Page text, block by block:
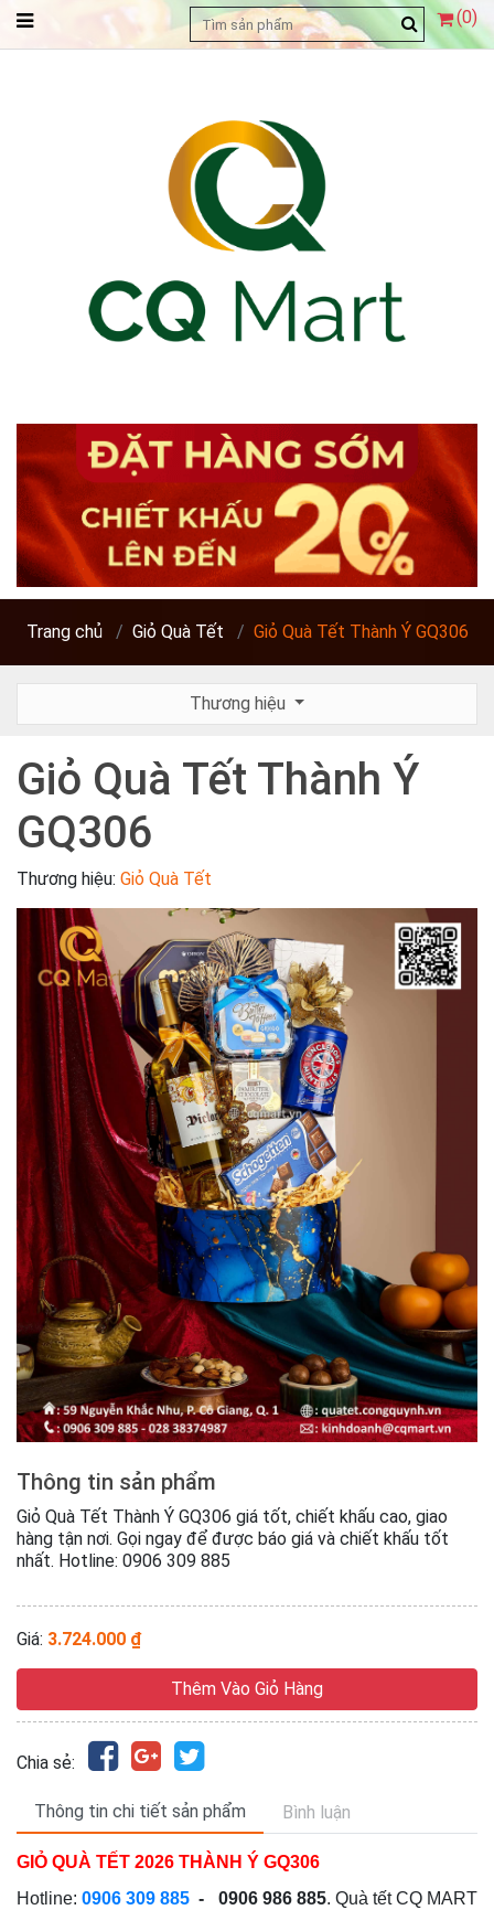
(0)
Trang chủ Giỏ Quà Tết Giỏ Quà Tết Thành Ý GQ306
Thương hiệu
Giỏ Quà Tết Thành Ý
GQ306
Thương hiệu: Giỏ Quà Tết
Thông tin sản phẩm
Giỏ Quà Tết Thành Ý GQ306 giá tốt, chiết khấu cao, giao
hàng tận nơi. Gọi ngay để được báo giá và chiết khấu tốt
nhất. Hotline: 0906 309 885
Giá: 3.724.000 ₫
Thêm Vào Giỏ Hàng
Chia sẻ:
Thông tin chi tiết sản phẩm Bình luận
GIỎ QUÀ TẾT 2026 THÀNH Ý GQ306
Hotline:0906 309 885 - 0906 986 885. Quà tết CQ MART